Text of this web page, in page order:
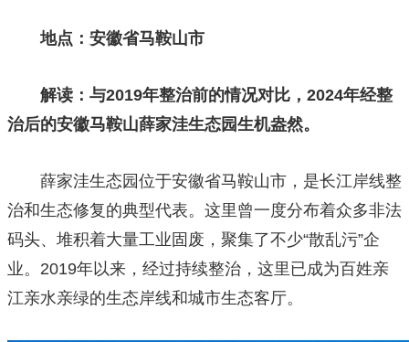
地点：安徽省马鞍山市
解读：与2019年整治前的情况对比，2024年经整
治后的安徽马鞍山薛家洼生态园生机盎然。
薛家洼生态园位于安徽省马鞍山市，是长江岸线整
治和生态修复的典型代表。这里曾一度分布着众多非法
码头、堆积着大量工业固废，聚集了不少“散乱污”企
业。2019年以来，经过持续整治，这里已成为百姓亲
江亲水亲绿的生态岸线和城市生态客厅。